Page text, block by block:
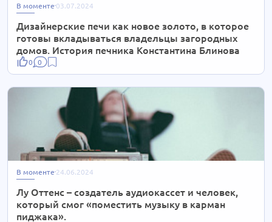
В моменте 03.07.2024
Дизайнерские печи как новое золото, в которое
готовы вкладываться владельцы загородных
домов. История печника Константина Блинова
0 0
В моменте 24.06.2024
Лу Оттенс – создатель аудиокассет и человек,
который смог «поместить музыку в карман
пиджака».